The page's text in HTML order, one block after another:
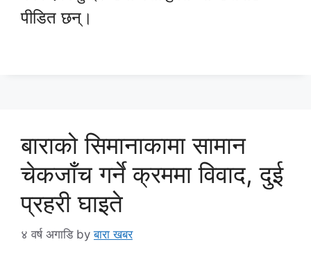
पीडित छन्।
बाराको सिमानाकामा सामान
चेकजाँच गर्ने क्रममा विवाद, दुई
प्रहरी घाइते
४ वर्ष अगाडि byबारा खबर